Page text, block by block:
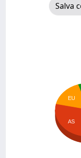
Salva
EU
AS